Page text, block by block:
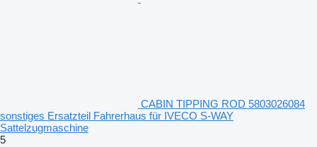
CABIN TIPPING ROD 5803026084
sonstiges Ersatzteil Fahrerhaus für IVECO S-WAY
Sattelzugmaschine
5